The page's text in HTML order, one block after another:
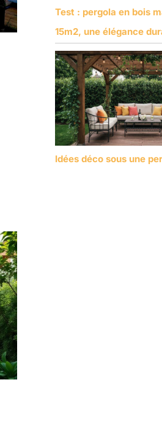
Test : pergola en bois
15m2, une élégance
Idées déco sous une